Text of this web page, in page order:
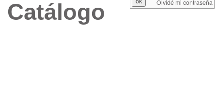
Catálogo Olvidé mi contraseña